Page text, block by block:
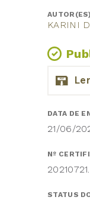
AUTOR(ES)
KARINI
DATA DE
21/06/
Nº
STATUS